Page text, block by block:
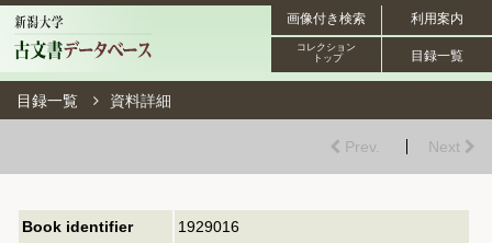
利用案内
画像付き検索
目録一覧
コレクション
トップ
目録一覧 資料詳細
Prev. Next
Book identifier 1929016